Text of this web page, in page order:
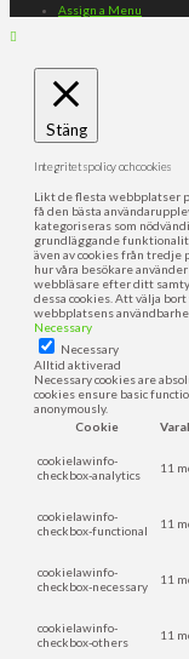
Assign a Menu
Stäng
Integritetspolicy och cookies
Likt de flesta webbplatser
få den bästa
kategoriseras som
grundläggande
även av cookies från tredje
hur våra besökare
webbläsare efter ditt
dessa cookies. Att välja
webbplatsens
Necessary
Necessary
Alltid aktiverad
Necessary cookies are
cookies ensure basic
anonymously.
Cookie
cookielawinfo-
checkbox-analytics
11
cookielawinfo-
checkbox-functional
11
cookielawinfo-
checkbox-necessary
11
cookielawinfo-
checkbox-others
11